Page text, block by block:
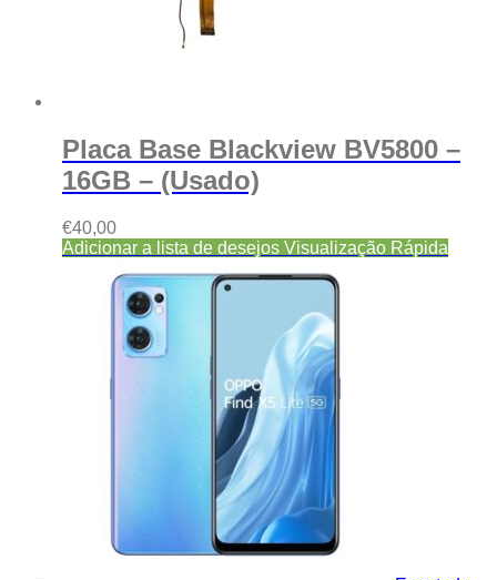
Placa Base Blackview BV5800 –
16GB – (Usado)
€40,00
Adicionar a lista de desejos Visualização Rápida